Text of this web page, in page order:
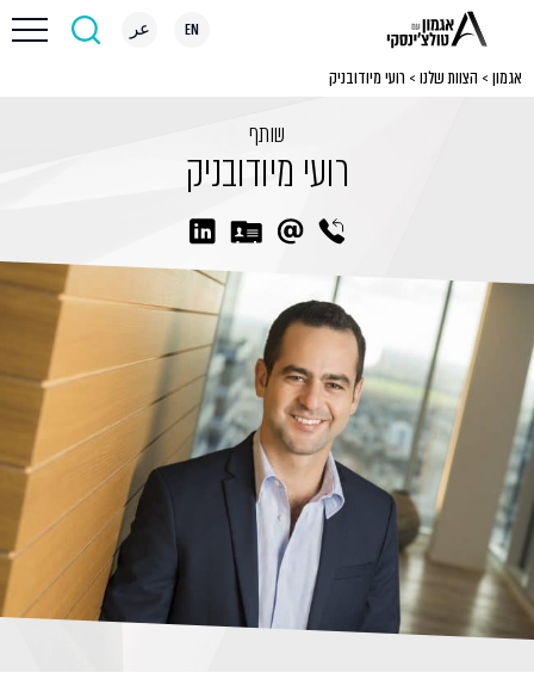
EN عر
אגמון > הצוות שלנו > רועי מיודובניק
שותף
רועי מיודובניק